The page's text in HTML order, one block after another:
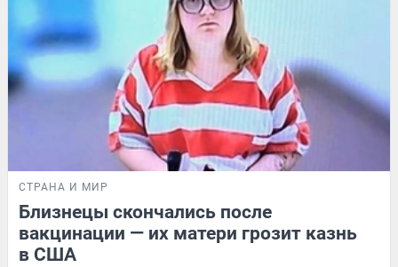
СТРАНА И МИР
Близнецы скончались после
вакцинации — их матери грозит казнь
в США